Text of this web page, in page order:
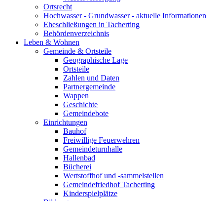
Ortsrecht
Hochwasser - Grundwasser - aktuelle Informationen
Eheschließungen in Tacherting
Behördenverzeichnis
Leben & Wohnen
Gemeinde & Ortsteile
Geographische Lage
Ortsteile
Zahlen und Daten
Partnergemeinde
Wappen
Geschichte
Gemeindebote
Einrichtungen
Bauhof
Freiwillige Feuerwehren
Gemeindeturnhalle
Hallenbad
Bücherei
Wertstoffhof und -sammelstellen
Gemeindefriedhof Tacherting
Kinderspielplätze